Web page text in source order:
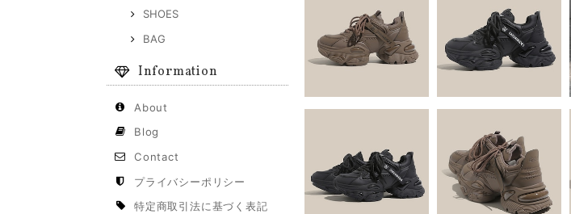
SHOES
BAG
Information
About
Blog
Contact
プライバシーポリシー
特定商取引法に基づく表記